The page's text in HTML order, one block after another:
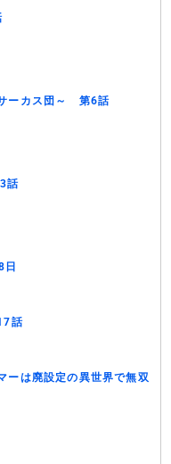
ーカス団～ 第6話
話
話
ーは廃設定の異世界で無双